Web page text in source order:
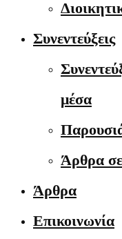
Συνεντεύξεις
μέσα
Άρθρα
Άρθρα
Επικοινωνία